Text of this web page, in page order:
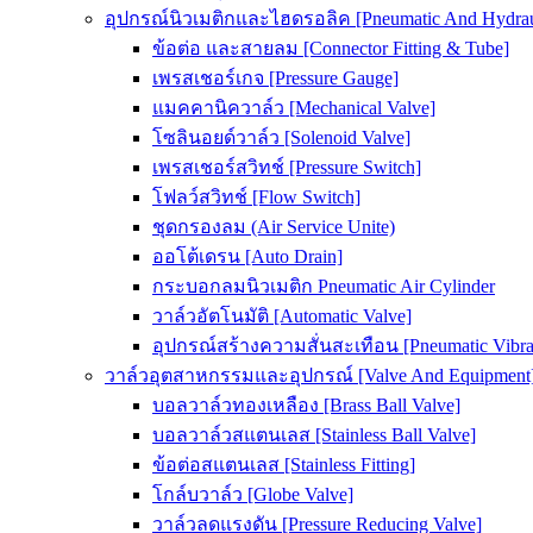
อุปกรณ์นิวเมติกและไฮดรอลิค [Pneumatic And
ข้อต่อ และสายลม [Connector Fitting & Tube]
เพรสเชอร์เกจ [Pressure Gauge]
แมคคานิควาล์ว [Mechanical Valve]
โซลินอยด์วาล์ว [Solenoid Valve]
เพรสเชอร์สวิทช์ [Pressure Switch]
โฟลว์สวิทช์ [Flow Switch]
ชุดกรองลม (Air Service Unite)
ออโต้เดรน [Auto Drain]
กระบอกลมนิวเมติก Pneumatic Air Cylinder
วาล์วอัตโนมัติ [Automatic Valve]
อุปกรณ์สร้างความสั่นสะเทือน [Pneumatic
วาล์วอุตสาหกรรมและอุปกรณ์ [Valve And
บอลวาล์วทองเหลือง [Brass Ball Valve]
บอลวาล์วสแตนเลส [Stainless Ball Valve]
ข้อต่อสแตนเลส [Stainless Fitting]
โกล์บวาล์ว [Globe Valve]
วาล์วลดแรงดัน [Pressure Reducing Valve]